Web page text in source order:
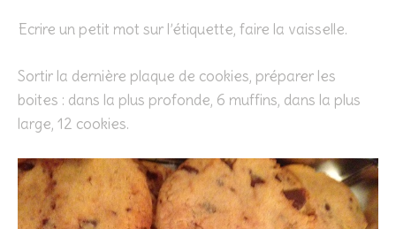
Ecrire un petit mot sur l’étiquette, faire la vaisselle.
Sortir la dernière plaque de cookies, préparer les
boites : dans la plus profonde, 6 muffins, dans la plus
large, 12 cookies.